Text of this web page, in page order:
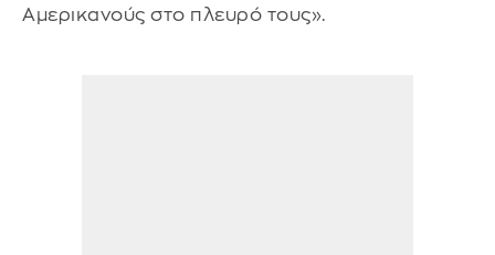
Αμερικανούς στο πλευρό τους».